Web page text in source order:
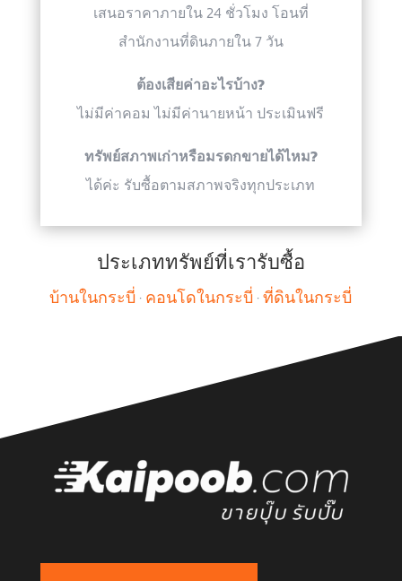
เสนอราคาภายใน 24 ชั่วโมง โอนที่
สำนักงานที่ดินภายใน 7 วัน
ต้องเสียค่าอะไรบ้าง?
ไม่มีค่าคอม ไม่มีค่านายหน้า ประเมินฟรี
ทรัพย์สภาพเก่าหรือมรดกขายได้ไหม?
ได้ค่ะ รับซื้อตามสภาพจริงทุกประเภท
ประเภททรัพย์ที่เรารับซื้อ
บ้านในกระบี่·คอนโดในกระบี่·ที่ดินในกระบี่